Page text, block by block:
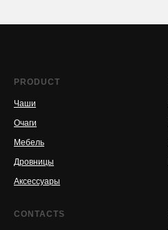
PRODUCT
Чаши
Очаги
Мебель
Дровницы
Аксессуары
CONTACTS